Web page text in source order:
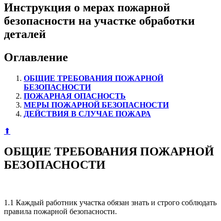
Инструкция о мерах пожарной
безопасности на участке обработки
деталей
Оглавление
ОБЩИЕ ТРЕБОВАНИЯ ПОЖАРНОЙ
БЕЗОПАСНОСТИ
ПОЖАРНАЯ ОПАСНОСТЬ
МЕРЫ ПОЖАРНОЙ БЕЗОПАСНОСТИ
ДЕЙСТВИЯ В СЛУЧАЕ ПОЖАРА
⬆
ОБЩИЕ ТРЕБОВАНИЯ ПОЖАРНОЙ
БЕЗОПАСНОСТИ
1.1 Каждый работник участка обязан знать и строго соблюдать
правила пожарной безопасности.